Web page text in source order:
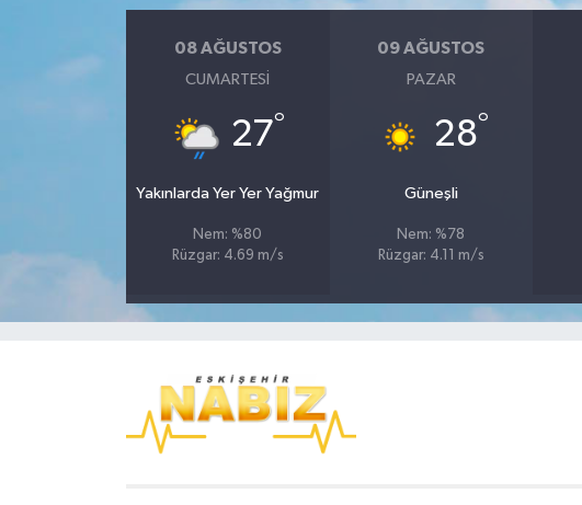
08 AĞUSTOS
CUMARTESI
27°
Yakınlarda Yer Yer Yağmur
Nem: %80
Rüzgar: 4.69 m/s
09 AĞUSTOS
PAZAR
28°
Güneşli
Nem: %78
Rüzgar: 4.11 m/s
Yurttan